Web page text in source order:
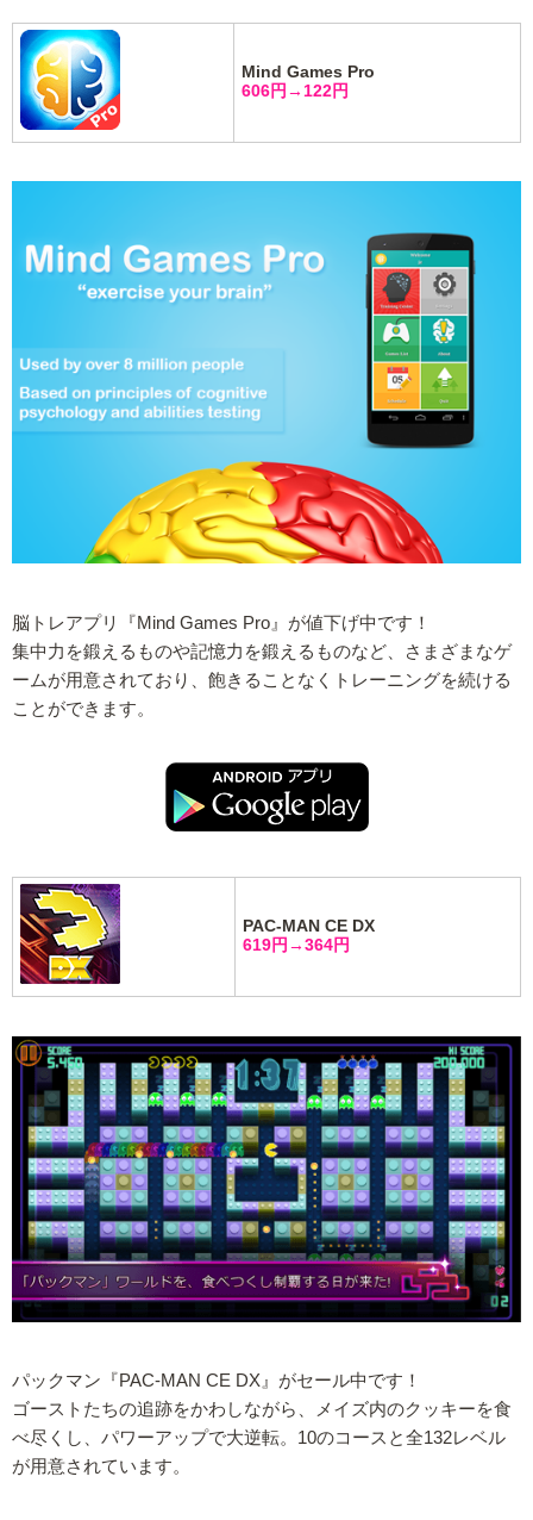
Mind Games Pro
606円→122円
脳トレアプリ『Mind Games Pro』が値下げ中です！
集中力を鍛えるものや記憶力を鍛えるものなど、さまざまなゲ
ームが用意されており、飽きることなくトレーニングを続ける
ことができます。
PAC-MAN CE DX
619円→364円
パックマン『PAC-MAN CE DX』がセール中です！
ゴーストたちの追跡をかわしながら、メイズ内のクッキーを食
べ尽くし、パワーアップで大逆転。10のコースと全132レベル
が用意されています。